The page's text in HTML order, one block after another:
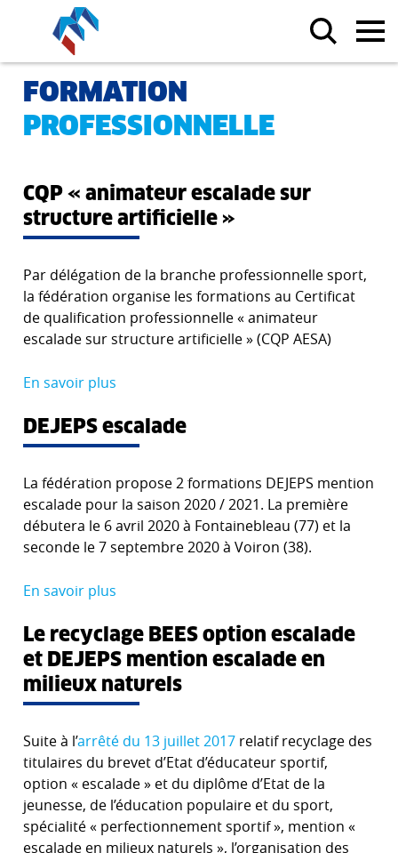
FORMATION
PROFESSIONNELLE
CQP « animateur escalade sur
structure artificielle »
Par délégation de la branche professionnelle sport,
la fédération organise les formations au Certificat
de qualification professionnelle « animateur
escalade sur structure artificielle » (CQP AESA)
En savoir plus
DEJEPS escalade
La fédération propose 2 formations DEJEPS mention
escalade pour la saison 2020 / 2021. La première
débutera le 6 avril 2020 à Fontainebleau (77) et la
seconde le 7 septembre 2020 à Voiron (38).
En savoir plus
Le recyclage BEES option escalade
et DEJEPS mention escalade en
milieux naturels
Suite à l’arrêté du 13 juillet 2017 relatif recyclage des
titulaires du brevet d’Etat d’éducateur sportif,
option « escalade » et du diplôme d’Etat de la
jeunesse, de l’éducation populaire et du sport,
spécialité « perfectionnement sportif », mention «
escalade en milieux naturels », l’organisation des